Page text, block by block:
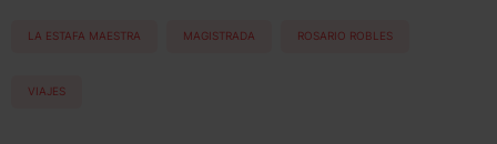
LA ESTAFA MAESTRA MAGISTRADA ROSARIO ROBLES
VIAJES